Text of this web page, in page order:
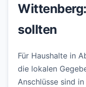
sollten
Für Haushalte in
die lokalen
Anschlüsse sind